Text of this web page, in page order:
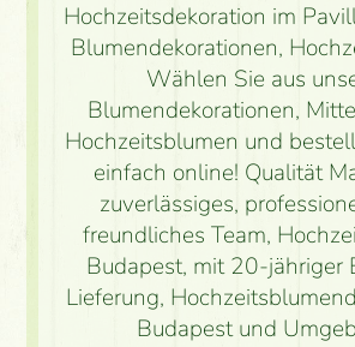
Hochzeitsdekoration im
Blumendekorationen,
Wählen Sie aus
Blumendekorationen,
Hochzeitsblumen und
einfach online! Qualität
zuverlässiges,
freundliches Team,
Budapest, mit 20-jähriger
Lieferung,
Budapest und